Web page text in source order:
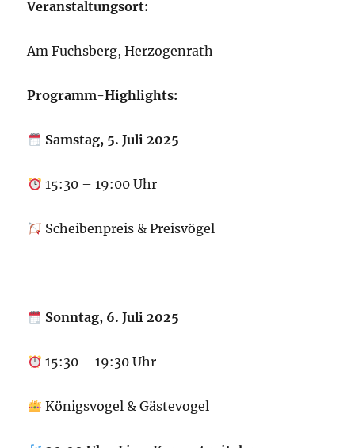
Veranstaltungsort:
Am Fuchsberg, Herzogenrath
Programm-Highlights:
Samstag, 5. Juli 2025
15:30 – 19:00 Uhr
Scheibenpreis & Preisvögel
Sonntag, 6. Juli 2025
15:30 – 19:30 Uhr
Königsvogel & Gästevogel